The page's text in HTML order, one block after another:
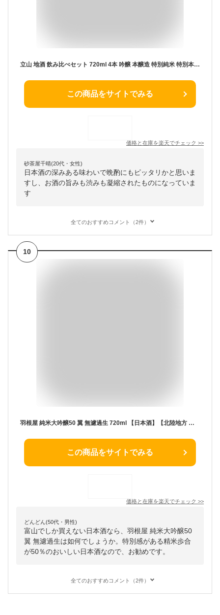
立山 地酒 飲み比べセット 720ml 4本 吟醸 本醸造 特別純米 特別本醸造 立山酒造 富山 日本酒 地酒 送料無料
この商品をサイトでみる
価格と在庫を楽天でチェック >>
砂茶屋千晴(20代・女性)
日本酒の深みある味わいで晩酌にもピッタリかと思いま
すし、お酒の旨みも渋みも凝縮されたものになっていま
す
全てのおすすめコメント（2件）
10
羽根屋 純米大吟醸50 翼 無濾過生 720ml 【日本酒】【北陸地方 富山県】【楽ギフ_包装】【楽ギフ_のし】【楽ギフ_メッセ】
この商品をサイトでみる
価格と在庫を楽天でチェック >>
どんどん(50代・男性)
富山でしか買えない日本酒なら、羽根屋 純米大吟醸50
翼 無濾過生は如何でしょうか。特別感がある精米歩合
が50％のおいしい日本酒なので、お勧めです。
全てのおすすめコメント（2件）